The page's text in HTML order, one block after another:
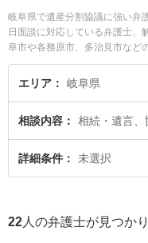
岐阜県で遺産分割協議に強い弁
日面談に対応している弁護士、
阜市や各務原市、多治見市など
言に関係する家族間の相続トラ
での絞り込み検索もでき便利で
ています。『岐阜県で土日や夜
に弁護士に相談したい』『遺産
護士を検索したい』『初回相談
エリア 岐阜県
相談内容 相続・遺言、
詳細条件 未選択
22 人の弁護士が見つか